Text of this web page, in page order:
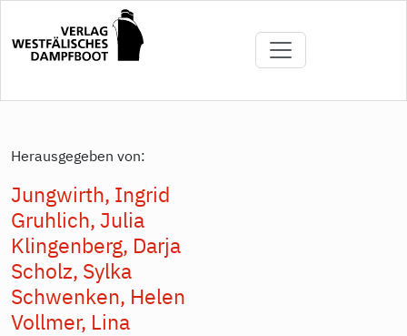
Inhalt
Herausgegeben von:
Jungwirth, Ingrid
Gruhlich, Julia
Klingenberg, Darja
Scholz, Sylka
Schwenken, Helen
Vollmer, Lina